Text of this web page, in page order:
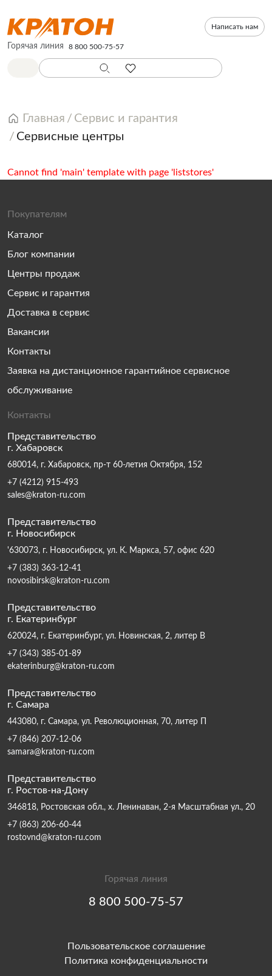
Написать нам
Горячая линия 8 800 500-75-57
Главная
Сервис и гарантия
Сервисные центры
Cannot find 'main' template with page 'liststores'
Покупателям
Каталог
Блог компании
Центры продаж
Сервис и гарантия
Доставка в сервис
Вакансии
Контакты
Заявка на дистанционное гарантийное сервисное
обслуживание
Контакты
Представительство
г. Хабаровск
680014, г. Хабаровск, пр-т 60-летия Октября, 152
+7 (4212) 915-493
sales@kraton-ru.com
Представительство
г. Новосибирск
'630073, г. Новосибирск, ул. К. Маркса, 57, офис 620
+7 (383) 363-12-41
novosibirsk@kraton-ru.com
Представительство
г. Екатеринбург
620024, г. Екатеринбург, ул. Новинская, 2, литер В
+7 (343) 385-01-89
ekaterinburg@kraton-ru.com
Представительство
г. Самара
443080, г. Самара, ул. Революционная, 70, литер П
+7 (846) 207-12-06
samara@kraton-ru.com
Представительство
г. Ростов-на-Дону
346818, Ростовская обл., х. Ленинаван, 2-я Масштабная ул., 20
+7 (863) 206-60-44
rostovnd@kraton-ru.com
Горячая линия
8 800 500-75-57
Пользовательское соглашение
Политика конфиденциальности